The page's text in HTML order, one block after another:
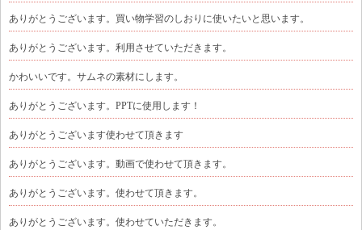
ありがとうございます。買い物学習のしおりに使いたいと思います。
ありがとうございます。利用させていただきます。
かわいいです。サムネの素材にします。
ありがとうございます。PPTに使用します！
ありがとうございます使わせて頂きます
ありがとうございます。動画で使わせて頂きます。
ありがとうございます。使わせて頂きます。
ありがとうございます。使わせていただきます。